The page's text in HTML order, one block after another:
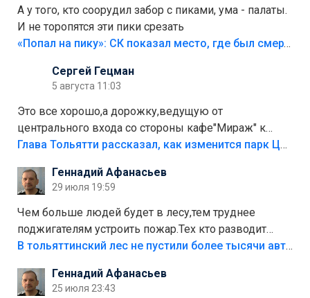
А у того, кто соорудил забор с пиками, ума - палаты.
И не торопятся эти пики срезать
«Попал на пику»: СК показал место, где был смертельно травмирован ребенок в Тольятти
Сергей Гецман
5 августа 11:03
Это все хорошо,а дорожку,ведущую от
центрального входа со стороны кафе"Мираж" к
аттракционам слабо доделать?А то бордюры
лежала в парке и испортилась.Да еще,видимо,часть
украли.
Глава Тольятти рассказал, как изменится парк Центрального района
Геннадий Афанасьев
29 июля 19:59
Чем больше людей будет в лесу,тем труднее
поджигателям устроить пожар.Тех кто разводит
костры,тех надо безбожно штрафовать.Камер полно
Штрафы мизерные.
В тольяттинский лес не пустили более тысячи автомобилей
Геннадий Афанасьев
25 июля 23:43